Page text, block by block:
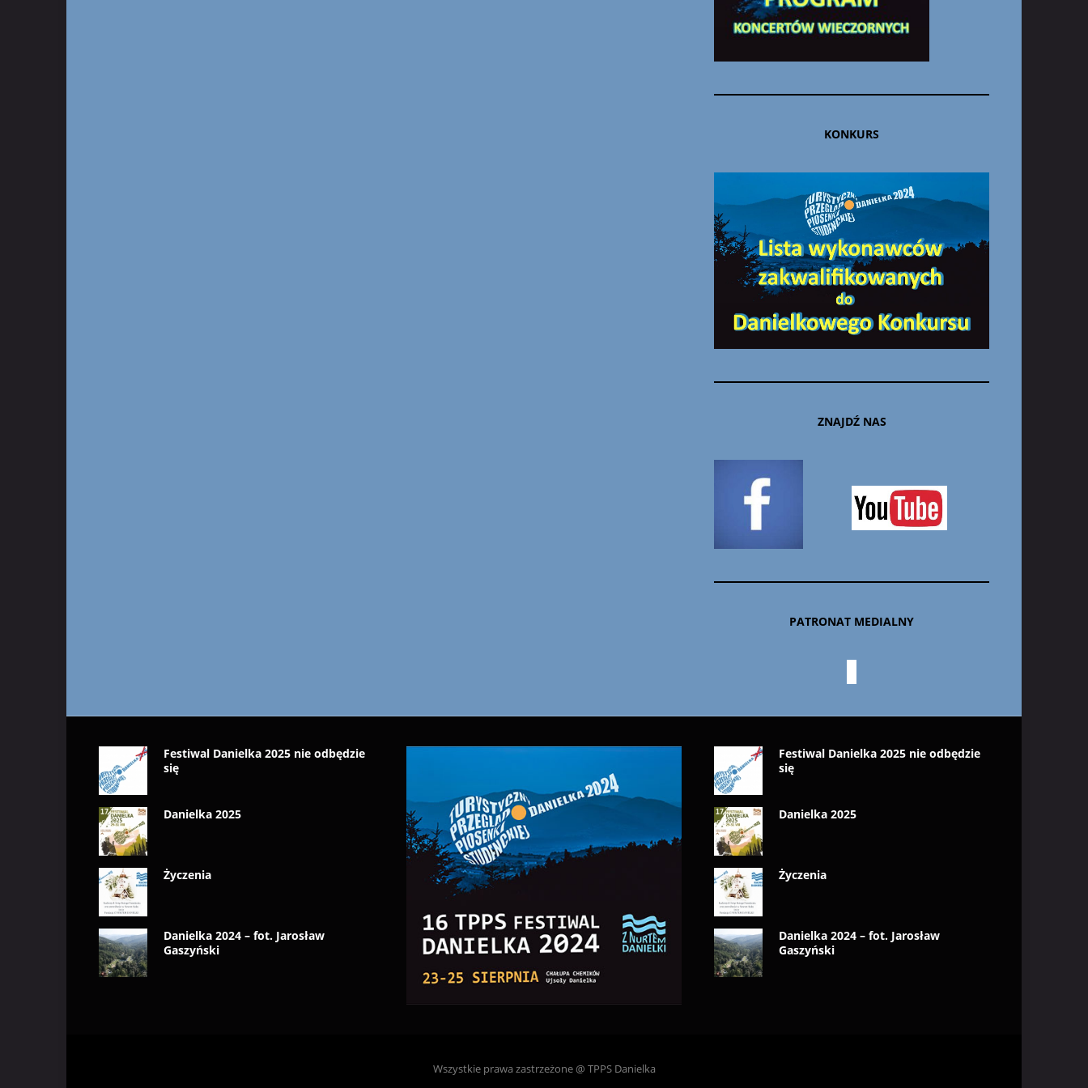
KONKURS
ZNAJDŹ NAS
PATRONAT MEDIALNY
Festiwal Danielka 2025 nie odbędzie
się
Danielka 2025
Życzenia
Danielka 2024 – fot. Jarosław
Gaszyński
Festiwal Danielka 2025 nie odbędzie
się
Danielka 2025
Życzenia
Danielka 2024 – fot. Jarosław
Gaszyński
Wszystkie prawa zastrzeżone @ TPPS Danielka